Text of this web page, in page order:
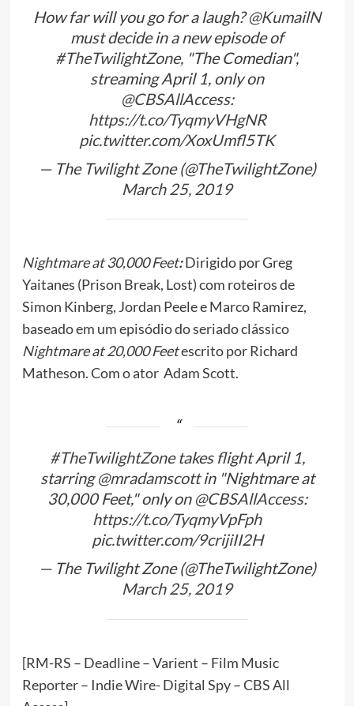
How far will you go for a laugh?@KumailN
must decide in a new episode of
#TheTwilightZone, "The Comedian",
streaming April 1, only on
@CBSAllAccess:
https://t.co/TyqmyVHgNR
pic.twitter.com/XoxUmfl5TK
— The Twilight Zone (@TheTwilightZone)
March 25, 2019
Nightmare at 30,000 Feet:Dirigido por Greg
Yaitanes (Prison Break, Lost) com roteiros de
Simon Kinberg, Jordan Peele e Marco Ramirez,
baseado em um episódio do seriado clássico
Nightmare at 20,000 Feetescrito por Richard
Matheson. Com o ator Adam Scott.
#TheTwilightZonetakes flight April 1,
starring@mradamscottin "Nightmare at
30,000 Feet," only on @CBSAllAccess:
https://t.co/TyqmyVpFph
pic.twitter.com/9crijiII2H
— The Twilight Zone (@TheTwilightZone)
March 25, 2019
[RM-RS – Deadline – Varient – Film Music
Reporter – Indie Wire- Digital Spy – CBS All